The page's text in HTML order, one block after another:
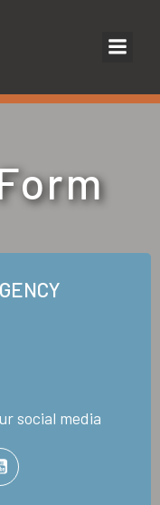
social media